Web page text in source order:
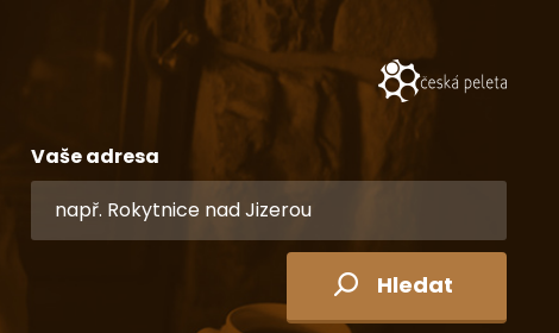
Vaše adresa
Hledat